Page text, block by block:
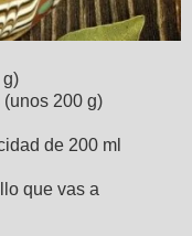
200 g)
de 200 ml
que vas a